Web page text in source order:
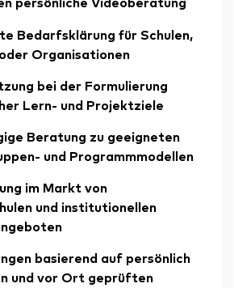
persönliche Videoberatung
Bedarfsklärung für Schulen,
Organisationen
bei der Formulierung
Lern- und Projektziele
Beratung zu geeigneten
und Programmmodellen
im Markt von
und institutionellen
basierend auf persönlich
und vor Ort geprüften